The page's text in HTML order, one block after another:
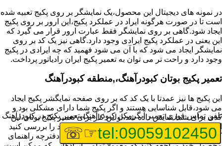
در نمونه های دیجیتال این محصول،یک نمایشگر بر روی پکیج تعبیه شده
است تا در صورت هرگونه ایراد در عملکرد پکیج،این ارور بر روی پکیج
ایجاد شود.گاهی بر روی نمایشگر فقط عبارت ارور قرار می گیرد که
این یعنی در عملکرد پکیج ایرادی وجود دارد.گاهی نیز یک کد بر روی
نمایشگر ایجاد می شود که با آن می شود فهمید که چه ایرادی در پکیج
وجود دارد و راحت تر می توان به تعمیر پکیج ایران رادیاتور پرداخت.
تعمیر پکیج بوتان کبودرآهنگ،,منطقه کبودرآهنگ
این پکیج ها نیز عمدتا با یک کد که بر روی صفحه نمایگشر پکیج ایجاد
می شود،قابل شناسایی هستند و اگر پکیج شما دارای مشکلی بود و
کدی برای شما نمایش داده شد،اولین کار برای تعمیر پکیج بوتان،این
است که عیب یابی انجام دهید و ایرادی که وجود دارد را بررسی کنید
که از کجا نشات می گیرد.برای این کار می توانید به دفترچه راهنمای
تلفن تماس فوریتعمیر آبگرمکن کبودرآهنگ،تعمیر پکیج در کبودرآهنگ
tel:09059102450
☞☏